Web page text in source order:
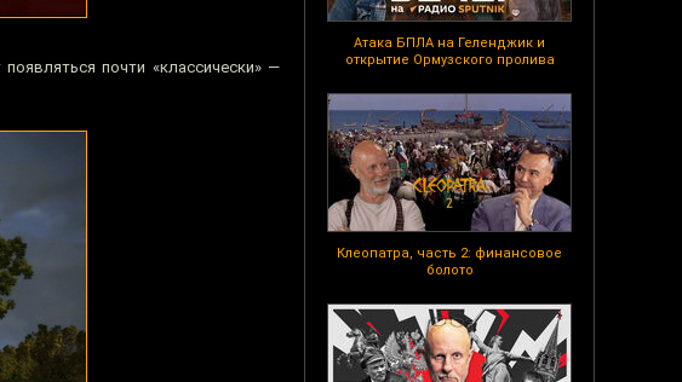
Атака БПЛА на Геленджик и
открытие Ормузского пролива
Клеопатра, часть 2: финансовое
болото
почти «классически» —